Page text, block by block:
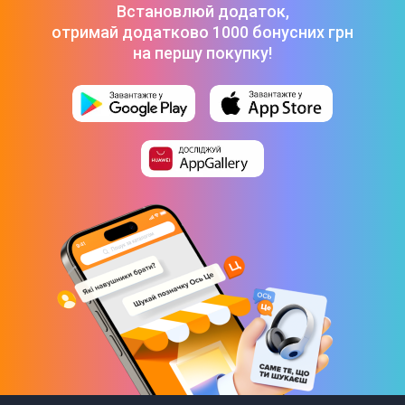
Планшет Lenovo Tab K11 Plus 8/256GB Wi-Fi Luna Grey
(ZADS0145UA) - 12 999 ₴
Встановлюй додаток,
отримай додатково 1000 бонусних грн
на першу покупку!